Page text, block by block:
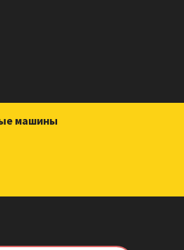
машины